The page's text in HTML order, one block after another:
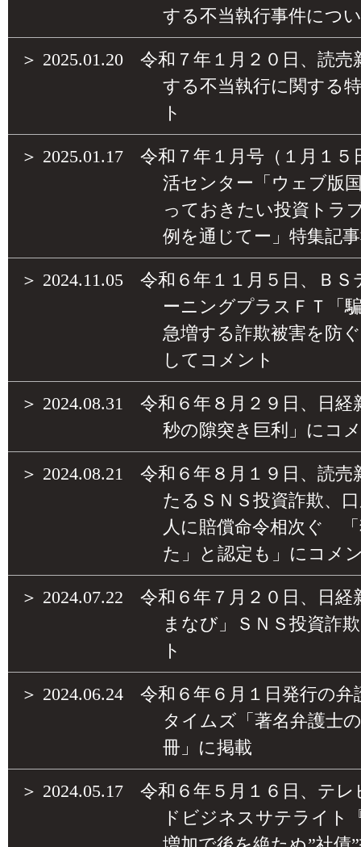
する不当執行事件につ
＞ 2025.01.20
令和７年１月２０日、読売
する不当執行に関する
ト
＞ 2025.01.17
令和７年１月号（１月１５
活センター「ウェブ版
っておきたい投資トラ
例を通じてー」特集記
＞ 2024.11.05
令和６年１１月５日、ＢＳ
ーニングプラスＦＴ
急増する詐欺被害を防
してコメント
＞ 2024.08.31
令和６年８月２９日、日経
秒の隙突き巨利」にコ
＞ 2024.08.21
令和６年８月１９日、読売
たるＳＮＳ投資詐欺、
人に賠償命令相次ぐ
た」と認定も」にコメ
＞ 2024.07.22
令和６年７月２０日、日経
まなび」ＳＮＳ投資詐
ト
＞ 2024.06.24
令和６年６月１日発行の
タイムズ「著名弁護士
冊」に掲載
＞ 2024.05.17
令和６年５月１６日、テ
ドビジネスサテライト